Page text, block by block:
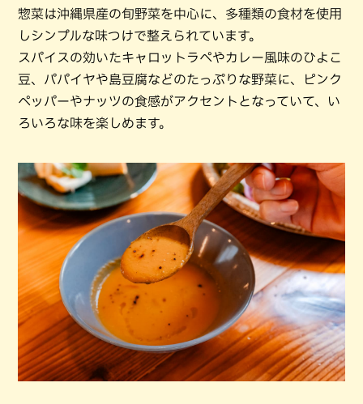
惣菜は沖縄県産の旬野菜を中心に、多種類の食材を使用
しシンプルな味つけで整えられています。
スパイスの効いたキャロットラペやカレー風味のひよこ
豆、パパイヤや島豆腐などのたっぷりな野菜に、ピンク
ペッパーやナッツの食感がアクセントとなっていて、い
ろいろな味を楽しめます。